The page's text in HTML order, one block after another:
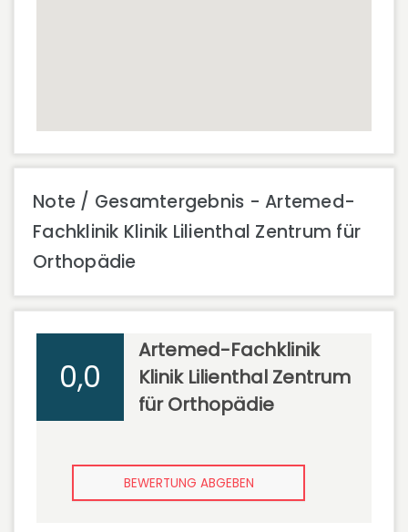
Note / Gesamtergebnis - Artemed-
Fachklinik Klinik Lilienthal Zentrum für
Orthopädie
0,0
Artemed-Fachklinik
Klinik Lilienthal Zentrum
für Orthopädie
BEWERTUNG ABGEBEN